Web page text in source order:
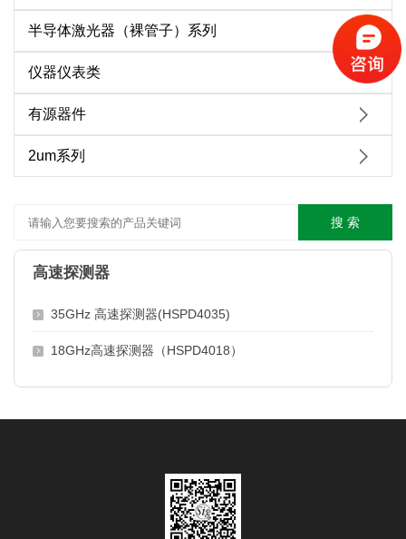
半导体激光器（裸管子）系列
仪器仪表类
有源器件
2um系列
搜 索
高速探测器
35GHz 高速探测器(HSPD4035)
18GHz高速探测器（HSPD4018）